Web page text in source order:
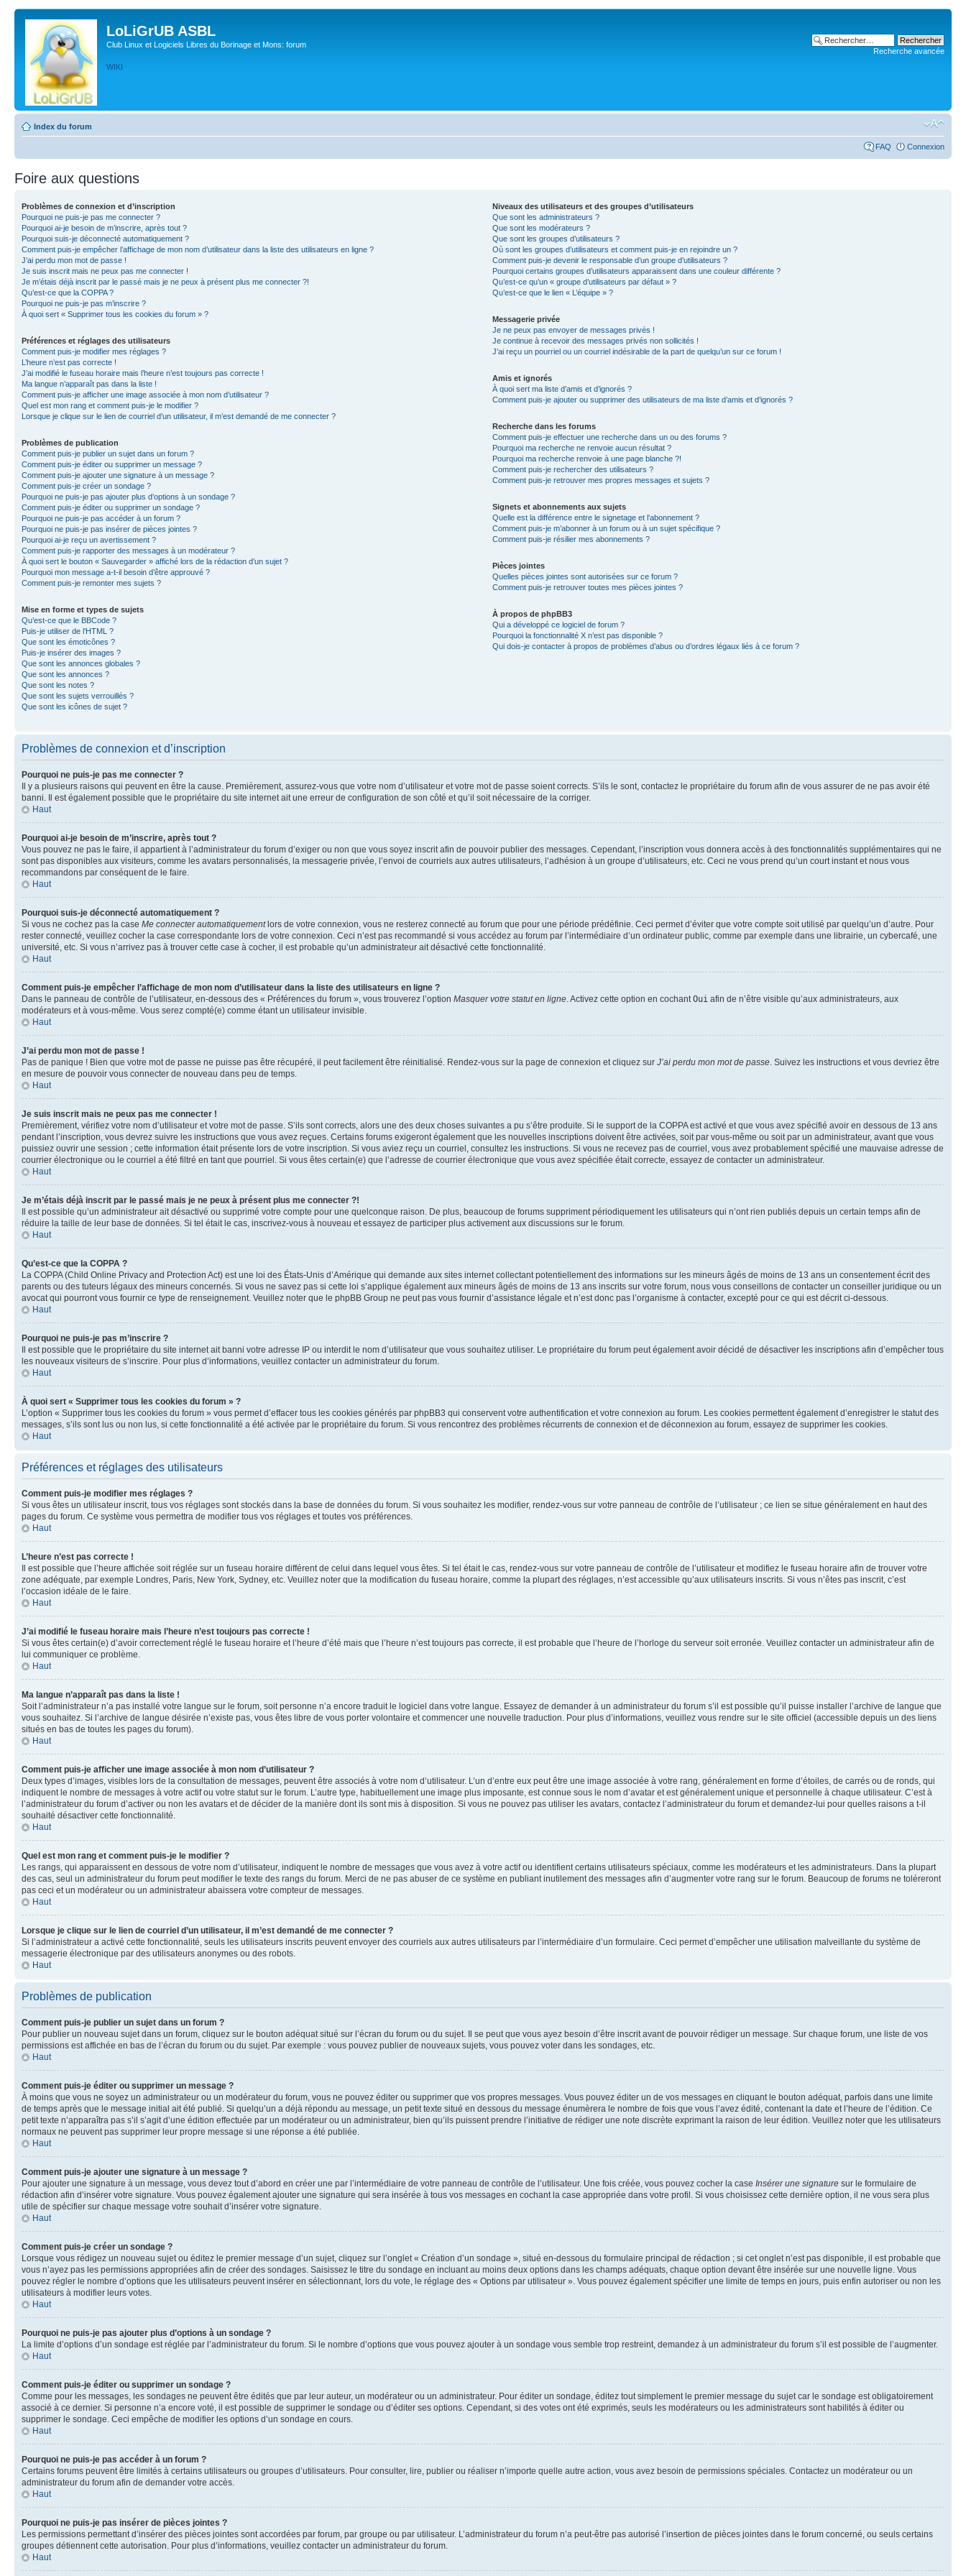
LoLiGrUB ASBL
Club Linux et Logiciels Libres du Borinage et Mons: forum
WIKI
Recherche avancée
Index du forum
FAQ Connexion
Foire aux questions
Problèmes de connexion et d’inscription
Pourquoi ne puis-je pas me connecter ?
Pourquoi ai-je besoin de m’inscrire, après tout ?
Pourquoi suis-je déconnecté automatiquement ?
Comment puis-je empêcher l’affichage de mon nom d’utilisateur dans la liste des utilisateurs en ligne ?
J’ai perdu mon mot de passe !
Je suis inscrit mais ne peux pas me connecter !
Je m’étais déjà inscrit par le passé mais je ne peux à présent plus me connecter ?!
Qu’est-ce que la COPPA ?
Pourquoi ne puis-je pas m’inscrire ?
À quoi sert « Supprimer tous les cookies du forum » ?
Préférences et réglages des utilisateurs
Comment puis-je modifier mes réglages ?
L’heure n’est pas correcte !
J’ai modifié le fuseau horaire mais l’heure n’est toujours pas correcte !
Ma langue n’apparaît pas dans la liste !
Comment puis-je afficher une image associée à mon nom d’utilisateur ?
Quel est mon rang et comment puis-je le modifier ?
Lorsque je clique sur le lien de courriel d’un utilisateur, il m’est demandé de me connecter ?
Problèmes de publication
Comment puis-je publier un sujet dans un forum ?
Comment puis-je éditer ou supprimer un message ?
Comment puis-je ajouter une signature à un message ?
Comment puis-je créer un sondage ?
Pourquoi ne puis-je pas ajouter plus d’options à un sondage ?
Comment puis-je éditer ou supprimer un sondage ?
Pourquoi ne puis-je pas accéder à un forum ?
Pourquoi ne puis-je pas insérer de pièces jointes ?
Pourquoi ai-je reçu un avertissement ?
Comment puis-je rapporter des messages à un modérateur ?
À quoi sert le bouton « Sauvegarder » affiché lors de la rédaction d’un sujet ?
Pourquoi mon message a-t-il besoin d’être approuvé ?
Comment puis-je remonter mes sujets ?
Mise en forme et types de sujets
Qu’est-ce que le BBCode ?
Puis-je utiliser de l’HTML ?
Que sont les émoticônes ?
Puis-je insérer des images ?
Que sont les annonces globales ?
Que sont les annonces ?
Que sont les notes ?
Que sont les sujets verrouillés ?
Que sont les icônes de sujet ?
Niveaux des utilisateurs et des groupes d’utilisateurs
Que sont les administrateurs ?
Que sont les modérateurs ?
Que sont les groupes d’utilisateurs ?
Où sont les groupes d’utilisateurs et comment puis-je en rejoindre un ?
Comment puis-je devenir le responsable d’un groupe d’utilisateurs ?
Pourquoi certains groupes d’utilisateurs apparaissent dans une couleur différente ?
Qu’est-ce qu’un « groupe d’utilisateurs par défaut » ?
Qu’est-ce que le lien « L’équipe » ?
Messagerie privée
Je ne peux pas envoyer de messages privés !
Je continue à recevoir des messages privés non sollicités !
J’ai reçu un pourriel ou un courriel indésirable de la part de quelqu’un sur ce forum !
Amis et ignorés
À quoi sert ma liste d’amis et d’ignorés ?
Comment puis-je ajouter ou supprimer des utilisateurs de ma liste d’amis et d’ignorés ?
Recherche dans les forums
Comment puis-je effectuer une recherche dans un ou des forums ?
Pourquoi ma recherche ne renvoie aucun résultat ?
Pourquoi ma recherche renvoie à une page blanche ?!
Comment puis-je rechercher des utilisateurs ?
Comment puis-je retrouver mes propres messages et sujets ?
Signets et abonnements aux sujets
Quelle est la différence entre le signetage et l’abonnement ?
Comment puis-je m’abonner à un forum ou à un sujet spécifique ?
Comment puis-je résilier mes abonnements ?
Pièces jointes
Quelles pièces jointes sont autorisées sur ce forum ?
Comment puis-je retrouver toutes mes pièces jointes ?
À propos de phpBB3
Qui a développé ce logiciel de forum ?
Pourquoi la fonctionnalité X n’est pas disponible ?
Qui dois-je contacter à propos de problèmes d’abus ou d’ordres légaux liés à ce forum ?
Problèmes de connexion et d’inscription
Pourquoi ne puis-je pas me connecter ?
Il y a plusieurs raisons qui peuvent en être la cause. Premièrement, assurez-vous que votre nom d’utilisateur et votre mot de passe soient corrects. S’ils le sont, contactez le propriétaire du forum afin de vous assurer de ne pas avoir été
banni. Il est également possible que le propriétaire du site internet ait une erreur de configuration de son côté et qu’il soit nécessaire de la corriger.
Haut
Pourquoi ai-je besoin de m’inscrire, après tout ?
Vous pouvez ne pas le faire, il appartient à l’administrateur du forum d’exiger ou non que vous soyez inscrit afin de pouvoir publier des messages. Cependant, l’inscription vous donnera accès à des fonctionnalités supplémentaires qui ne
sont pas disponibles aux visiteurs, comme les avatars personnalisés, la messagerie privée, l’envoi de courriels aux autres utilisateurs, l’adhésion à un groupe d’utilisateurs, etc. Ceci ne vous prend qu’un court instant et nous vous
recommandons par conséquent de le faire.
Haut
Pourquoi suis-je déconnecté automatiquement ?
Si vous ne cochez pas la case Me connecter automatiquementlors de votre connexion, vous ne resterez connecté au forum que pour une période prédéfinie. Ceci permet d’éviter que votre compte soit utilisé par quelqu’un d’autre. Pour
rester connecté, veuillez cocher la case correspondante lors de votre connexion. Ceci n’est pas recommandé si vous accédez au forum par l’intermédiaire d’un ordinateur public, comme par exemple dans une librairie, un cybercafé, une
université, etc. Si vous n’arrivez pas à trouver cette case à cocher, il est probable qu’un administrateur ait désactivé cette fonctionnalité.
Haut
Comment puis-je empêcher l’affichage de mon nom d’utilisateur dans la liste des utilisateurs en ligne ?
Dans le panneau de contrôle de l’utilisateur, en-dessous des « Préférences du forum », vous trouverez l’option Masquer votre statut en ligne. Activez cette option en cochantOui afin de n’être visible qu’aux administrateurs, aux
modérateurs et à vous-même. Vous serez compté(e) comme étant un utilisateur invisible.
Haut
J’ai perdu mon mot de passe !
Pas de panique ! Bien que votre mot de passe ne puisse pas être récupéré, il peut facilement être réinitialisé. Rendez-vous sur la page de connexion et cliquez sur J’ai perdu mon mot de passe. Suivez les instructions et vous devriez être
en mesure de pouvoir vous connecter de nouveau dans peu de temps.
Haut
Je suis inscrit mais ne peux pas me connecter !
Premièrement, vérifiez votre nom d’utilisateur et votre mot de passe. S’ils sont corrects, alors une des deux choses suivantes a pu s’être produite. Si le support de la COPPA est activé et que vous avez spécifié avoir en dessous de 13 ans
pendant l’inscription, vous devrez suivre les instructions que vous avez reçues. Certains forums exigeront également que les nouvelles inscriptions doivent être activées, soit par vous-même ou soit par un administrateur, avant que vous
puissiez ouvrir une session ; cette information était présente lors de votre inscription. Si vous aviez reçu un courriel, consultez les instructions. Si vous ne recevez pas de courriel, vous avez probablement spécifié une mauvaise adresse de
courrier électronique ou le courriel a été filtré en tant que pourriel. Si vous êtes certain(e) que l’adresse de courrier électronique que vous avez spécifiée était correcte, essayez de contacter un administrateur.
Haut
Je m’étais déjà inscrit par le passé mais je ne peux à présent plus me connecter ?!
Il est possible qu’un administrateur ait désactivé ou supprimé votre compte pour une quelconque raison. De plus, beaucoup de forums suppriment périodiquement les utilisateurs qui n’ont rien publiés depuis un certain temps afin de
réduire la taille de leur base de données. Si tel était le cas, inscrivez-vous à nouveau et essayez de participer plus activement aux discussions sur le forum.
Haut
Qu’est-ce que la COPPA ?
La COPPA (Child Online Privacy and Protection Act) est une loi des États-Unis d’Amérique qui demande aux sites internet collectant potentiellement des informations sur les mineurs âgés de moins de 13 ans un consentement écrit des
parents ou des tuteurs légaux des mineurs concernés. Si vous ne savez pas si cette loi s’applique également aux mineurs âgés de moins de 13 ans inscrits sur votre forum, nous vous conseillons de contacter un conseiller juridique ou un
avocat qui pourront vous fournir ce type de renseignement. Veuillez noter que le phpBB Group ne peut pas vous fournir d’assistance légale et n’est donc pas l’organisme à contacter, excepté pour ce qui est décrit ci-dessous.
Haut
Pourquoi ne puis-je pas m’inscrire ?
Il est possible que le propriétaire du site internet ait banni votre adresse IP ou interdit le nom d’utilisateur que vous souhaitez utiliser. Le propriétaire du forum peut également avoir décidé de désactiver les inscriptions afin d’empêcher tous
les nouveaux visiteurs de s’inscrire. Pour plus d’informations, veuillez contacter un administrateur du forum.
Haut
À quoi sert « Supprimer tous les cookies du forum » ?
L’option « Supprimer tous les cookies du forum » vous permet d’effacer tous les cookies générés par phpBB3 qui conservent votre authentification et votre connexion au forum. Les cookies permettent également d’enregistrer le statut des
messages, s’ils sont lus ou non lus, si cette fonctionnalité a été activée par le propriétaire du forum. Si vous rencontrez des problèmes récurrents de connexion et de déconnexion au forum, essayez de supprimer les cookies.
Haut
Préférences et réglages des utilisateurs
Comment puis-je modifier mes réglages ?
Si vous êtes un utilisateur inscrit, tous vos réglages sont stockés dans la base de données du forum. Si vous souhaitez les modifier, rendez-vous sur votre panneau de contrôle de l’utilisateur ; ce lien se situe généralement en haut des
pages du forum. Ce système vous permettra de modifier tous vos réglages et toutes vos préférences.
Haut
L’heure n’est pas correcte !
Il est possible que l’heure affichée soit réglée sur un fuseau horaire différent de celui dans lequel vous êtes. Si tel était le cas, rendez-vous sur votre panneau de contrôle de l’utilisateur et modifiez le fuseau horaire afin de trouver votre
zone adéquate, par exemple Londres, Paris, New York, Sydney, etc. Veuillez noter que la modification du fuseau horaire, comme la plupart des réglages, n’est accessible qu’aux utilisateurs inscrits. Si vous n’êtes pas inscrit, c’est
l’occasion idéale de le faire.
Haut
J’ai modifié le fuseau horaire mais l’heure n’est toujours pas correcte !
Si vous êtes certain(e) d’avoir correctement réglé le fuseau horaire et l’heure d’été mais que l’heure n’est toujours pas correcte, il est probable que l’heure de l’horloge du serveur soit erronée. Veuillez contacter un administrateur afin de
lui communiquer ce problème.
Haut
Ma langue n’apparaît pas dans la liste !
Soit l’administrateur n’a pas installé votre langue sur le forum, soit personne n’a encore traduit le logiciel dans votre langue. Essayez de demander à un administrateur du forum s’il est possible qu’il puisse installer l’archive de langue que
vous souhaitez. Si l’archive de langue désirée n’existe pas, vous êtes libre de vous porter volontaire et commencer une nouvelle traduction. Pour plus d’informations, veuillez vous rendre sur le site officiel (accessible depuis un des liens
situés en bas de toutes les pages du forum).
Haut
Comment puis-je afficher une image associée à mon nom d’utilisateur ?
Deux types d’images, visibles lors de la consultation de messages, peuvent être associés à votre nom d’utilisateur. L’un d’entre eux peut être une image associée à votre rang, généralement en forme d’étoiles, de carrés ou de ronds, qui
indiquent le nombre de messages à votre actif ou votre statut sur le forum. L’autre type, habituellement une image plus imposante, est connue sous le nom d’avatar et est généralement unique et personnelle à chaque utilisateur. C’est à
l’administrateur du forum d’activer ou non les avatars et de décider de la manière dont ils sont mis à disposition. Si vous ne pouvez pas utiliser les avatars, contactez l’administrateur du forum et demandez-lui pour quelles raisons a t-il
souhaité désactiver cette fonctionnalité.
Haut
Quel est mon rang et comment puis-je le modifier ?
Les rangs, qui apparaissent en dessous de votre nom d’utilisateur, indiquent le nombre de messages que vous avez à votre actif ou identifient certains utilisateurs spéciaux, comme les modérateurs et les administrateurs. Dans la plupart
des cas, seul un administrateur du forum peut modifier le texte des rangs du forum. Merci de ne pas abuser de ce système en publiant inutilement des messages afin d’augmenter votre rang sur le forum. Beaucoup de forums ne toléreront
pas ceci et un modérateur ou un administrateur abaissera votre compteur de messages.
Haut
Lorsque je clique sur le lien de courriel d’un utilisateur, il m’est demandé de me connecter ?
Si l’administrateur a activé cette fonctionnalité, seuls les utilisateurs inscrits peuvent envoyer des courriels aux autres utilisateurs par l’intermédiaire d’un formulaire. Ceci permet d’empêcher une utilisation malveillante du système de
messagerie électronique par des utilisateurs anonymes ou des robots.
Haut
Problèmes de publication
Comment puis-je publier un sujet dans un forum ?
Pour publier un nouveau sujet dans un forum, cliquez sur le bouton adéquat situé sur l’écran du forum ou du sujet. Il se peut que vous ayez besoin d’être inscrit avant de pouvoir rédiger un message. Sur chaque forum, une liste de vos
permissions est affichée en bas de l’écran du forum ou du sujet. Par exemple : vous pouvez publier de nouveaux sujets, vous pouvez voter dans les sondages, etc.
Haut
Comment puis-je éditer ou supprimer un message ?
À moins que vous ne soyez un administrateur ou un modérateur du forum, vous ne pouvez éditer ou supprimer que vos propres messages. Vous pouvez éditer un de vos messages en cliquant le bouton adéquat, parfois dans une limite
de temps après que le message initial ait été publié. Si quelqu’un a déjà répondu au message, un petit texte situé en dessous du message énumèrera le nombre de fois que vous l’avez édité, contenant la date et l’heure de l’édition. Ce
petit texte n’apparaîtra pas s’il s’agit d’une édition effectuée par un modérateur ou un administrateur, bien qu’ils puissent prendre l’initiative de rédiger une note discrète exprimant la raison de leur édition. Veuillez noter que les utilisateurs
normaux ne peuvent pas supprimer leur propre message si une réponse a été publiée.
Haut
Comment puis-je ajouter une signature à un message ?
Pour ajouter une signature à un message, vous devez tout d’abord en créer une par l’intermédiaire de votre panneau de contrôle de l’utilisateur. Une fois créée, vous pouvez cocher la case Insérer une signature sur le formulaire de
rédaction afin d’insérer votre signature. Vous pouvez également ajouter une signature qui sera insérée à tous vos messages en cochant la case appropriée dans votre profil. Si vous choisissez cette dernière option, il ne vous sera plus
utile de spécifier sur chaque message votre souhait d’insérer votre signature.
Haut
Comment puis-je créer un sondage ?
Lorsque vous rédigez un nouveau sujet ou éditez le premier message d’un sujet, cliquez sur l’onglet « Création d’un sondage », situé en-dessous du formulaire principal de rédaction ; si cet onglet n’est pas disponible, il est probable que
vous n’ayez pas les permissions appropriées afin de créer des sondages. Saisissez le titre du sondage en incluant au moins deux options dans les champs adéquats, chaque option devant être insérée sur une nouvelle ligne. Vous
pouvez régler le nombre d’options que les utilisateurs peuvent insérer en sélectionnant, lors du vote, le réglage des « Options par utilisateur ». Vous pouvez également spécifier une limite de temps en jours, puis enfin autoriser ou non les
utilisateurs à modifier leurs votes.
Haut
Pourquoi ne puis-je pas ajouter plus d’options à un sondage ?
La limite d’options d’un sondage est réglée par l’administrateur du forum. Si le nombre d’options que vous pouvez ajouter à un sondage vous semble trop restreint, demandez à un administrateur du forum s’il est possible de l’augmenter.
Haut
Comment puis-je éditer ou supprimer un sondage ?
Comme pour les messages, les sondages ne peuvent être édités que par leur auteur, un modérateur ou un administrateur. Pour éditer un sondage, éditez tout simplement le premier message du sujet car le sondage est obligatoirement
associé à ce dernier. Si personne n’a encore voté, il est possible de supprimer le sondage ou d’éditer ses options. Cependant, si des votes ont été exprimés, seuls les modérateurs ou les administrateurs sont habilités à éditer ou
supprimer le sondage. Ceci empêche de modifier les options d’un sondage en cours.
Haut
Pourquoi ne puis-je pas accéder à un forum ?
Certains forums peuvent être limités à certains utilisateurs ou groupes d’utilisateurs. Pour consulter, lire, publier ou réaliser n’importe quelle autre action, vous avez besoin de permissions spéciales. Contactez un modérateur ou un
administrateur du forum afin de demander votre accès.
Haut
Pourquoi ne puis-je pas insérer de pièces jointes ?
Les permissions permettant d’insérer des pièces jointes sont accordées par forum, par groupe ou par utilisateur. L’administrateur du forum n’a peut-être pas autorisé l’insertion de pièces jointes dans le forum concerné, ou seuls certains
groupes détiennent cette autorisation. Pour plus d’informations, veuillez contacter un administrateur du forum.
Haut